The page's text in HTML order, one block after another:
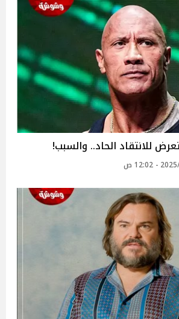
للانتقاد الحاد.. والسبب!